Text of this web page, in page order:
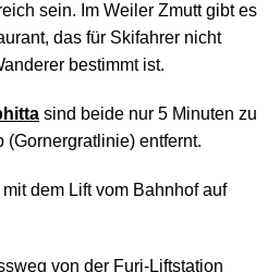
sein. Im Weiler Zmutt gibt es
das für Skifahrer nicht
bestimmt ist.
sind beide nur 5 Minuten zu
(Gornergratlinie) entfernt.
dem Lift vom Bahnhof auf
von der Furi-Liftstation